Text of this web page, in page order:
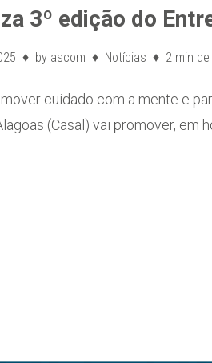
3º edição do
by ascom Notícias 2 min
cuidado com a mente e
(Casal) vai promover, em